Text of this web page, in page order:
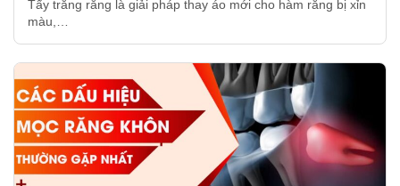
Tẩy trắng răng là giải pháp thay áo mới cho hàm răng bị xỉn
màu,…